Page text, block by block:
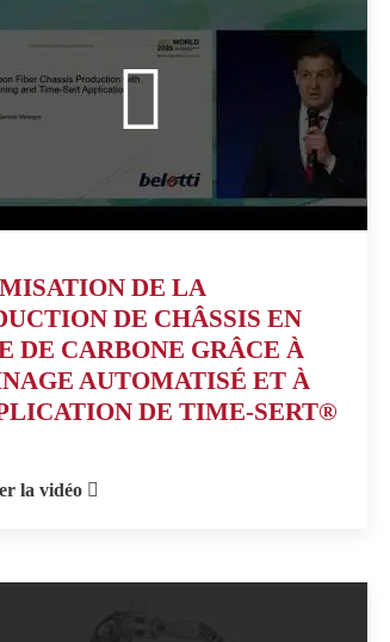
DE LA
DE CHÂSSIS EN
DE CARBONE GRÂCE À
AUTOMATISÉ ET À
DE TIME-SERT®
la vidéo